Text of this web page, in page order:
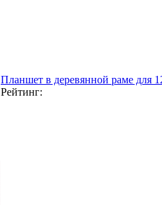
Планшет в деревянной раме
Рейтинг: